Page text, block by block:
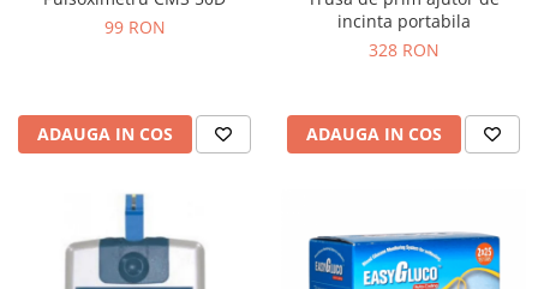
99 RON
ADAUGA IN COS
incinta portabila
328 RON
ADAUGA IN COS